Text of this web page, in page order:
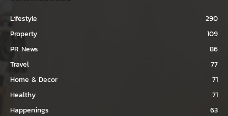
Lifestyle
290
Property
109
PR News
86
Travel
77
Home & Decor
71
Healthy
71
Happenings
63